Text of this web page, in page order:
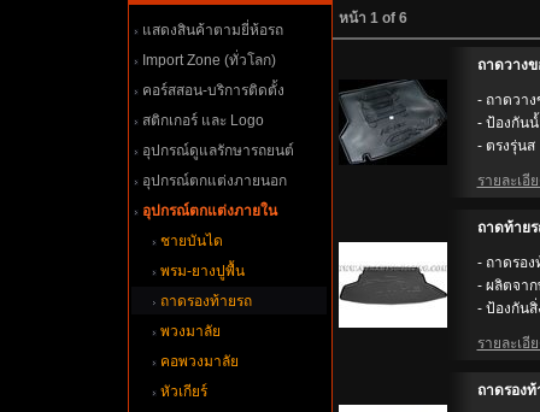
สดงสินค้าตามยี่ห้อรถ
Import Zone (ทั่วโลก)
คอร์สสอน-บริการติดตั้ง
สติกเกอร์ และ Logo
อุปกรณ์ดูแลรักษารถยนต์
อุปกรณ์ตกแต่งภายนอก
อุปกรณ์ตกแต่งภายใน
ชายบันได
พรม-ยางปูพื้น
ถาดรองท้ายรถ
พวงมาลั
คอพวงมาลั
หัวเกียร์
หน้า 1 of 6
ถาดวางข
- ถาดวาง
- ป้องกัน
- ตรงรุ่นส
รายละเอี
ถาดท้าย
- ถาดรอง
- ผลิตจา
- ป้องกันสิ่
รายละเอี
ถาดรองท้